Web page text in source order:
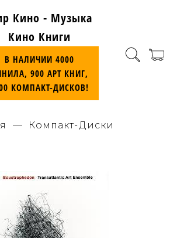
Кино - Музыка
Кино Книги
В НАЛИЧИИ 4000
900 АРТ КНИГ,
КОМПАКТ-ДИСКОВ!
Компакт-Диски